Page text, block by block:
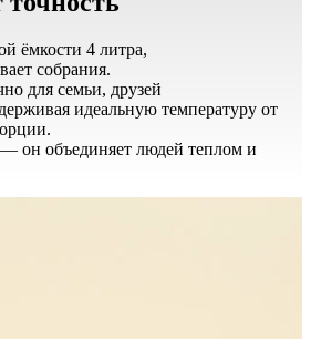
ёмкости 4 литра,
собрания.
для семьи, друзей
идеальную температуру от
он объединяет людей теплом и